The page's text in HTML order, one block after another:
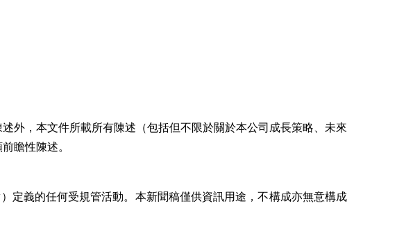
外，本文件所載所有陳述（包括但不限於關於本公司成長策略、未來
瞻性陳述。
定義的任何受規管活動。本新聞稿僅供資訊用途，不構成亦無意構成